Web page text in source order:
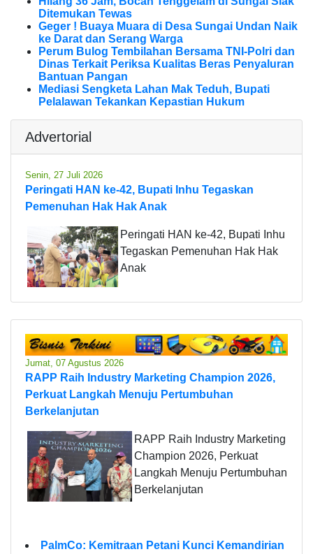
Ditemukan Tewas
Geger ! Buaya Muara di Desa Sungai Undan Naik
ke Darat dan Serang Warga
Perum Bulog Tembilahan Bersama TNI-Polri dan
Dinas Terkait Periksa Kualitas Beras Penyaluran
Bantuan Pangan
Mediasi Sengketa Lahan Mak Teduh, Bupati
Pelalawan Tekankan Kepastian Hukum
Advertorial
Senin, 27 Juli 2026
Peringati HAN ke-42, Bupati Inhu Tegaskan
Pemenuhan Hak Hak Anak
Peringati HAN ke-42, Bupati Inhu
Tegaskan Pemenuhan Hak Hak
Anak
Jumat, 07 Agustus 2026
RAPP Raih Industry Marketing Champion 2026,
Perkuat Langkah Menuju Pertumbuhan
Berkelanjutan
RAPP Raih Industry Marketing
Champion 2026, Perkuat
Langkah Menuju Pertumbuhan
Berkelanjutan
PalmCo: Kemitraan Petani Kunci Kemandirian